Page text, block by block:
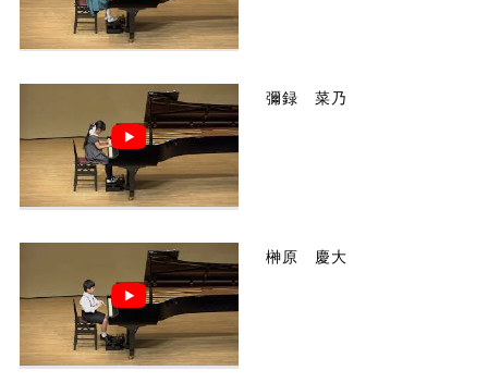
彌録 菜乃
榊原 慶大